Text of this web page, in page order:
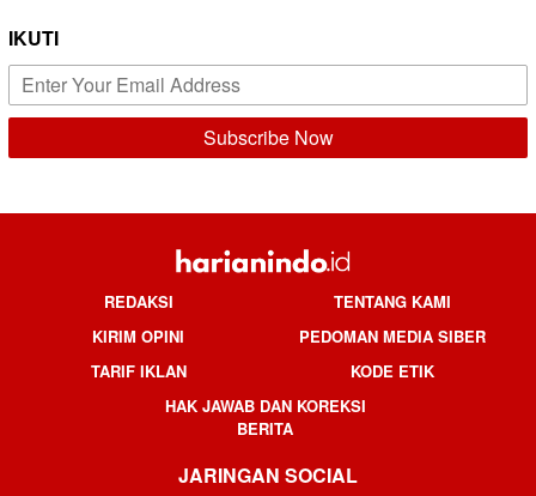
IKUTI
REDAKSI
TENTANG KAMI
KIRIM OPINI
PEDOMAN MEDIA SIBER
TARIF IKLAN
KODE ETIK
HAK JAWAB DAN KOREKSI
BERITA
JARINGAN SOCIAL